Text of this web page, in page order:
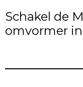
Schakel de
omvormer in